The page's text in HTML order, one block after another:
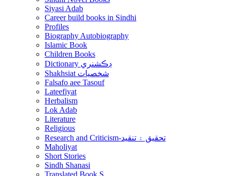
Siyasi Adab
Career build books in Sindhi
Profiles
Biography Autobiography
Islamic Book
Children Books
Dictionary ڊڪشنري
Shakhsiat شخصيات
Falsafo aee Tasouf
Lateefiyat
Herbalism
Lok Adab
Literature
Religious
Research and Criticism-تحقيق ۽ تنقيد
Maholiyat
Short Stories
Sindh Shanasi
Translated Book S